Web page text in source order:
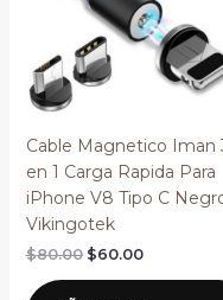
Cable Magnetico Iman
en 1 Carga Rapida Para
iPhone V8 Tipo C
Vikingotek
$80.00 $60.00